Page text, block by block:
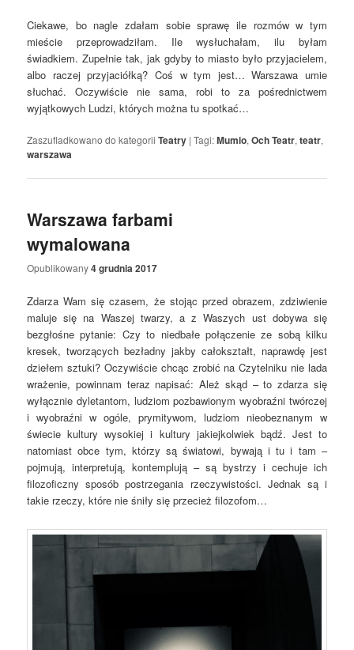
Ciekawe, bo nagle zdałam sobie sprawę ile rozmów w tym
mieście przeprowadziłam. Ile wysłuchałam, ilu byłam
świadkiem. Zupełnie tak, jak gdyby to miasto było przyjacielem,
albo raczej przyjaciółką? Coś w tym jest… Warszawa umie
słuchać. Oczywiście nie sama, robi to za pośrednictwem
wyjątkowych Ludzi, których można tu spotkać…
Zaszufladkowano do kategorii Teatry |Tagi:Mumio,Och Teatr,teatr,
warszawa
Warszawa farbami
wymalowana
Opublikowany4 grudnia 2017
Zdarza Wam się czasem, że stojąc przed obrazem, zdziwienie
maluje się na Waszej twarzy, a z Waszych ust dobywa się
bezgłośne pytanie: Czy to niedbałe połączenie ze sobą kilku
kresek, tworzących bezładny jakby całokształt, naprawdę jest
dziełem sztuki? Oczywiście chcąc zrobić na Czytelniku nie lada
wrażenie, powinnam teraz napisać: Ależ skąd – to zdarza się
wyłącznie dyletantom, ludziom pozbawionym wyobraźni twórczej
i wyobraźni w ogóle, prymitywom, ludziom nieobeznanym w
świecie kultury wysokiej i kultury jakiejkolwiek bądź. Jest to
natomiast obce tym, którzy są światowi, bywają i tu i tam –
pojmują, interpretują, kontemplują – są bystrzy i cechuje ich
filozoficzny sposób postrzegania rzeczywistości. Jednak są i
takie rzeczy, które nie śniły się przecież filozofom…